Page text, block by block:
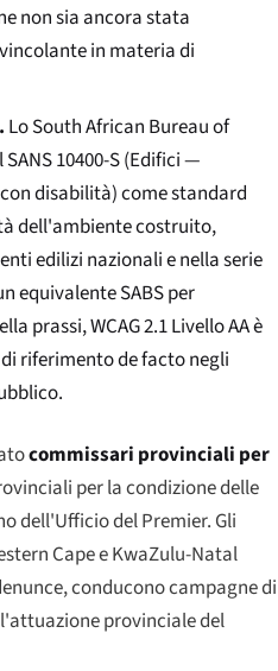
non sia ancora stata
in materia di
LoSouth African Bureau of
10400-S (Edifici —
disabilità) come standard
dell'ambiente costruito,
edilizi nazionali e nella serie
equivalente SABS per
prassi, WCAG 2.1 Livello AA è
riferimento de facto negli
commissari provinciali per
per la condizione delle
dell'Ufficio del Premier. Gli
Cape e KwaZulu-Natal
conducono campagne di
provinciale del